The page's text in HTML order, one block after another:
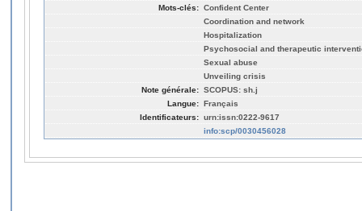
Mots-clés: Confident Center
Coordination and network
Hospitalization
Psychosocial and therapeutic
Sexual abuse
Unveiling crisis
Note générale: SCOPUS: sh.j
Langue: Français
Identificateurs: urn:issn:0222-9617
info:scp/0030456028